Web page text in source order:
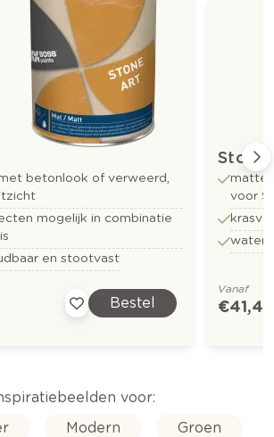
betonlook of verweerd,
mogelijk in combinatie
en stootvast
Bestel
Stone
matte
voor
Vanaf
€ 41,45
voor:
Modern Groen